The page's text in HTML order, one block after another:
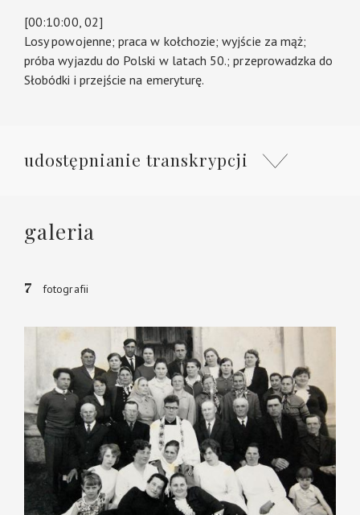
[00:10:00, 02]
Losy powojenne; praca w kołchozie; wyjście za mąż;
próba wyjazdu do Polski w latach 50.; przeprowadzka do
Słobódki i przejście na emeryturę.
udostępnianie transkrypcji
galeria
7 fotografii